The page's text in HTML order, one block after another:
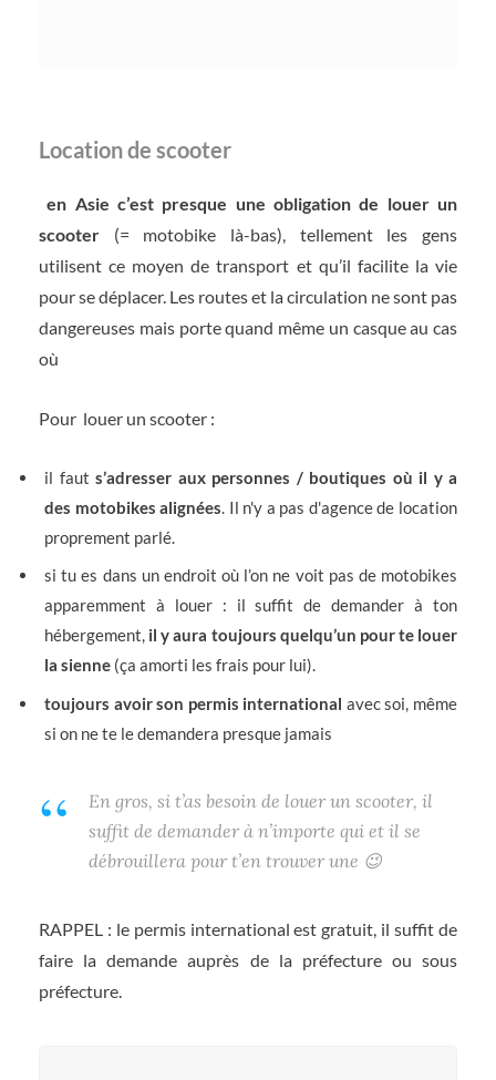
Location de scooter
en Asie c’est presque une obligation de louer un
scooter (= motobike là-bas), tellement les gens
utilisent ce moyen de transport et qu’il facilite la vie
pour se déplacer. Les routes et la circulation ne sont pas
dangereuses mais porte quand même un casque au cas
où
Pour louer un scooter :
il faut s’adresser aux personnes / boutiques où il y a
des motobikes alignées. Il n'y a pas d'agence de location
proprement parlé.
si tu es dans un endroit où l’on ne voit pas de motobikes
apparemment à louer : il suffit de demander à ton
hébergement, il y aura toujours quelqu’un pour te louer
la sienne (ça amorti les frais pour lui).
toujours avoir son permis international avec soi, même
si on ne te le demandera presque jamais
En gros, si t’as besoin de louer un scooter, il
suffit de demander à n’importe qui et il se
débrouillera pour t’en trouver une 😉
RAPPEL : le permis international est gratuit, il suffit de
faire la demande auprès de la préfecture ou sous
préfecture.